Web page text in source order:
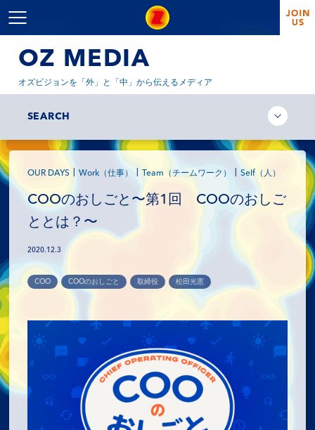
OZ MEDIA
オズビジョンを「外」と「中」から伝えるメディア
SEARCH
OUR DAYS Work（仕事） Team（チームワーク） Self（人）
COOのおしごと〜第1回 COOのおしご
ととは？〜
2020.12.3
COO COOのおしごと 取締役 松田光憲